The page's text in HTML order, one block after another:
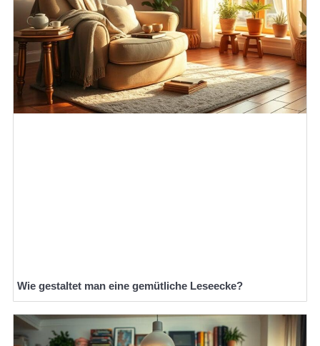
Wie gestaltet man eine gemütliche Leseecke?